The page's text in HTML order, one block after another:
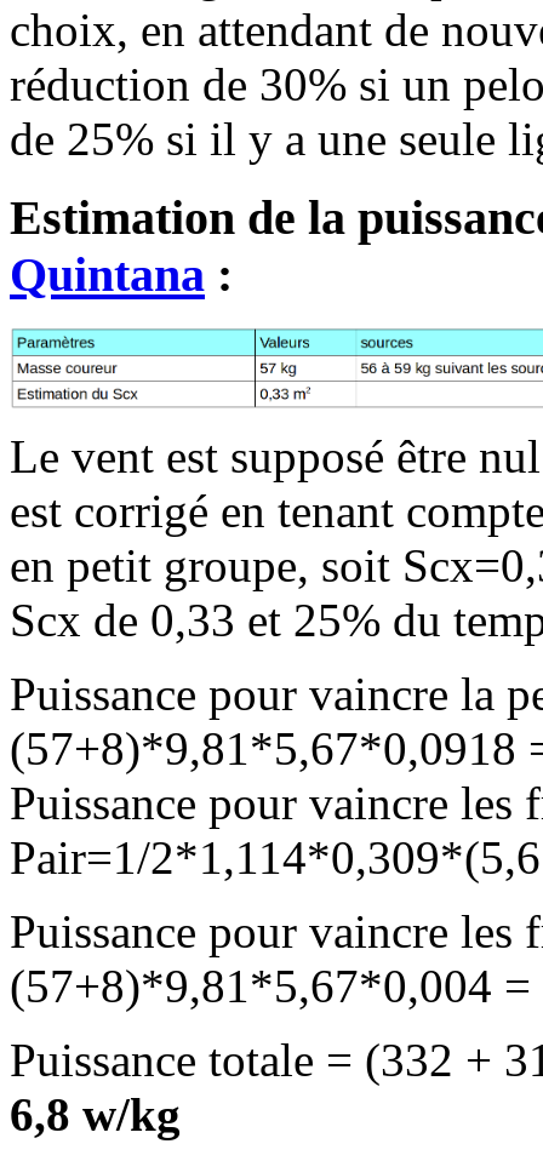
choix, en attendant de
réduction de 30% si un
de 25% si il y a une seule
Estimation de la
Quintana :
Le vent est supposé être
est corrigé en tenant
en petit groupe, soit
Scx de 0,33 et 25% du
Puissance pour vaincre la
(57+8)*9,81*5,67*0,0918
Puissance pour vaincre les
Pair=1/
Puissance pour vaincre les
(57+8)*9,81*5,67*0,004 =
Puissance totale = (332 +
6,8 w/kg